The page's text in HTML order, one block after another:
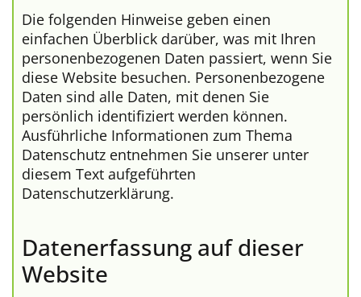
Die folgenden Hinweise geben einen
einfachen Überblick darüber, was mit Ihren
personenbezogenen Daten passiert, wenn Sie
diese Website besuchen. Personenbezogene
Daten sind alle Daten, mit denen Sie
persönlich identifiziert werden können.
Ausführliche Informationen zum Thema
Datenschutz entnehmen Sie unserer unter
diesem Text aufgeführten
Datenschutzerklärung.
Datenerfassung auf dieser
Website